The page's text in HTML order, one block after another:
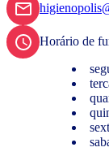
Horário de